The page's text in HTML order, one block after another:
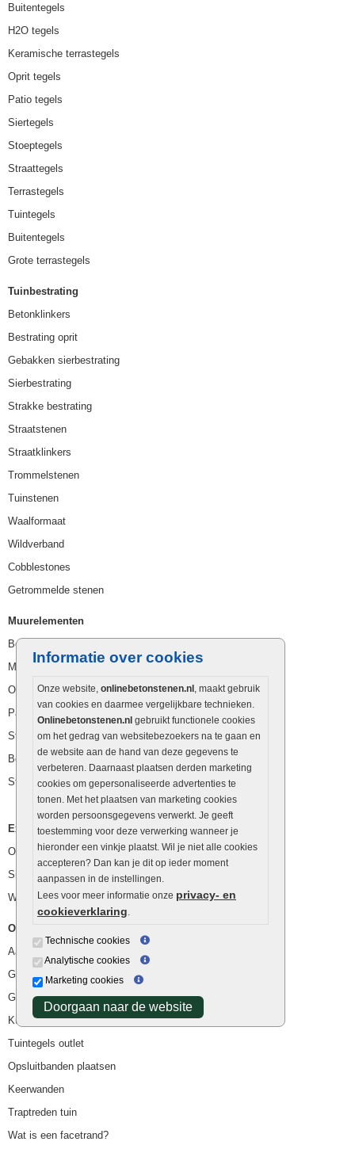
Informatie over cookies
Onze website, onlinebetonstenen.nl , maakt gebruik
van cookies en daarmee vergelijkbare technieken.
Onlinebetonstenen.nl gebruikt functionele cookies
om het gedrag van websitebezoekers na te gaan en
de website aan de hand van deze gegevens te
verbeteren. Daarnaast plaatsen derden marketing
cookies om gepersonaliseerde advertenties te
tonen. Met het plaatsen van marketing cookies
worden persoonsgegevens verwerkt. Je geeft
toestemming voor deze verwerking wanneer je
hieronder een vinkje plaatst. Wil je niet alle cookies
accepteren? Dan kan je dit op ieder moment
aanpassen in de instellingen.
Lees voor meer informatie onze privacy- en
cookieverklaring
Technische cookies
Analytische cookies
Marketing cookies
Doorgaan naar de website
Buitentegels
H2O tegels
Keramische terrastegels
Oprit tegels
Patio tegels
Siertegels
Stoeptegels
Straattegels
Terrastegels
Tuintegels
Buitentegels
Grote terrastegels
Tuinbestrating
Betonklinkers
Bestrating oprit
Gebakken sierbestrating
Sierbestrating
Strakke bestrating
Straatstenen
Straatklinkers
Trommelstenen
Tuinstenen
Waalformaat
Wildverband
Cobblestones
Getrommelde stenen
Muurelementen
Betonbielzen
Muurstenen
Opsluitbanden
Palissaden
Stapelblokken
Betonblokken
Stapelstenen
Extra benodigdheden
Ophoogzand
Siergrind en siersplit
Waterafvoer
Overig
Aanbiedingen
Goedkope bestrating
Goedkope tuintegels
Kunstgras
Tuintegels outlet
Opsluitbanden plaatsen
Keerwanden
Traptreden tuin
Wat is een facetrand?